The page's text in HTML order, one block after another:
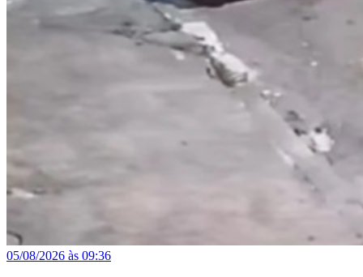
05/08/2026 às 09:36